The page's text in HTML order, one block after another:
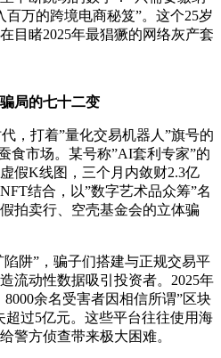
万的跨境电商秘笈”。这个25岁
目睹2025年最猖獗的网络灰产套
局的七十二变
，打着”量化交易机器人”旗号的
食市场。某号称”AI套利专家”的
假K线图，三个月内敛财2.3亿
结合，以”数字艺术品众筹”名
拍卖行、空壳基金会的立体骗
阱”，骗子们搭建与正规交易平
流动性数据吸引投资者。2025年
余名受害者因相信所谓”区块
超过5亿元。这些平台往往使用海
警方侦查带来极大困难。